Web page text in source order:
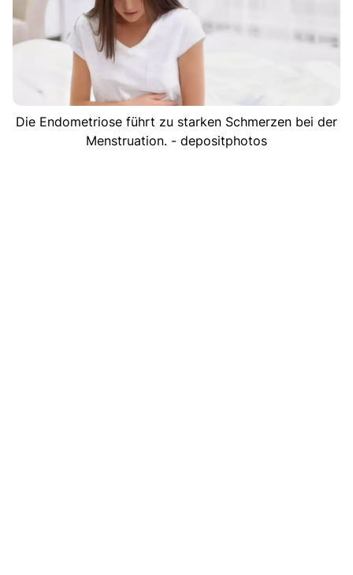
Die Endometriose führt zu starken Schmerzen bei der
Menstruation. - depositphotos